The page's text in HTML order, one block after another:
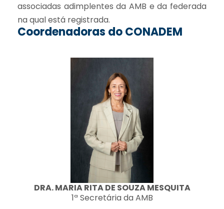
associadas adimplentes da AMB e da federada
na qual está registrada.
Coordenadoras do CONADEM
DRA. MARIA RITA DE SOUZA MESQUITA
1ª Secretária da AMB